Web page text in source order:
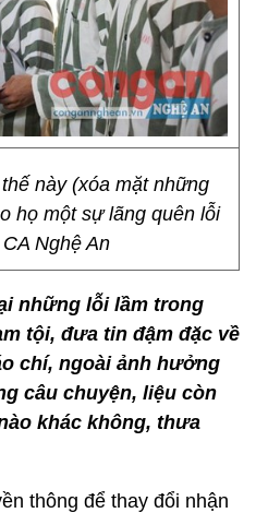
này (xóa mặt những
họ một sự lãng quên lỗi
Nghệ An
những lỗi lầm trong
tội, đưa tin đậm đặc về
chí, ngoài ảnh hưởng
câu chuyện, liệu còn
khác không, thưa
thông để thay đổi nhận